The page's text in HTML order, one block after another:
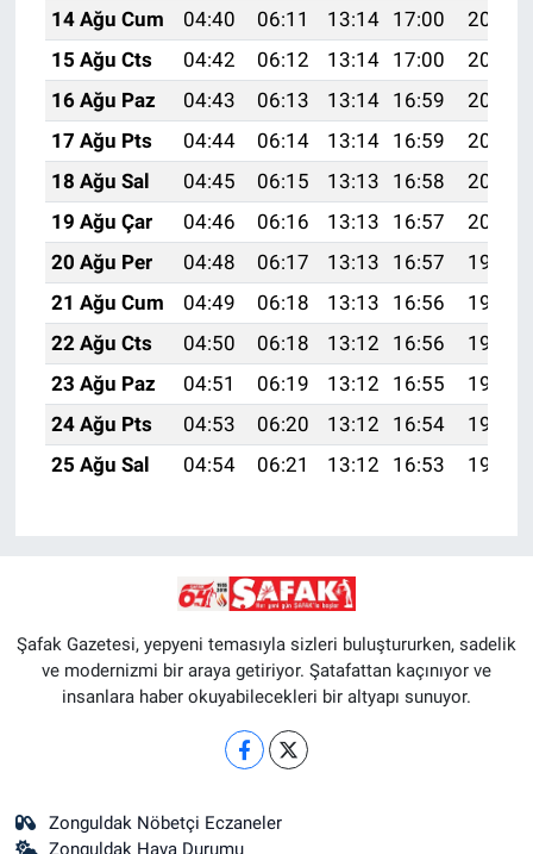
14 Ağu Cum
04:40 06:11 13:14 17:00
20:07
15 Ağu Cts
04:42 06:12 13:14 17:00
20:06
16 Ağu Paz
04:43 06:13 13:14 16:59
20:04
17 Ağu Pts
04:44 06:14 13:14 16:59
20:03
18 Ağu Sal
04:45 06:15 13:13 16:58
20:02
19 Ağu Çar
04:46 06:16 13:13 16:57
20:00
20 Ağu Per
04:48 06:17 13:13 16:57
19:59
21 Ağu Cum
04:49 06:18 13:13 16:56
19:58
22 Ağu Cts
04:50 06:18 13:12 16:56
19:56
23 Ağu Paz
04:51 06:19 13:12 16:55
19:55
24 Ağu Pts
04:53 06:20 13:12 16:54
19:54
25 Ağu Sal
04:54 06:21 13:12 16:53 19:52
Şafak Gazetesi, yepyeni temasıyla sizleri buluştururken, sadelik
ve modernizmi bir araya getiriyor. Şatafattan kaçınıyor ve
insanlara haber okuyabilecekleri bir altyapı sunuyor.
Zonguldak Nöbetçi Eczaneler
Zonguldak Hava Durumu